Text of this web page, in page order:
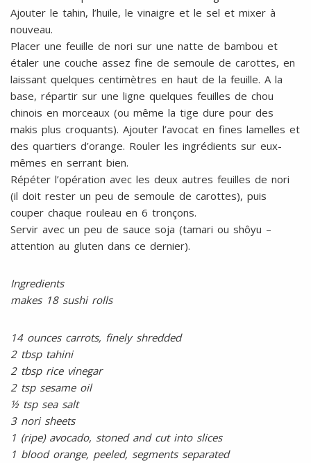
Ajouter le tahin, l’huile, le vinaigre et le sel et mixer à
nouveau.
Placer une feuille de nori sur une natte de bambou et
étaler une couche assez fine de semoule de carottes, en
laissant quelques centimètres en haut de la feuille. A la
base, répartir sur une ligne quelques feuilles de chou
chinois en morceaux (ou même la tige dure pour des
makis plus croquants). Ajouter l’avocat en fines lamelles et
des quartiers d’orange. Rouler les ingrédients sur eux-
mêmes en serrant bien.
Répéter l’opération avec les deux autres feuilles de nori
(il doit rester un peu de semoule de carottes), puis
couper chaque rouleau en 6 tronçons.
Servir avec un peu de sauce soja (tamari ou shôyu –
attention au gluten dans ce dernier).
Ingredients
makes 18 sushi rolls
14 ounces carrots, finely shredded
2 tbsp tahini
2 tbsp rice vinegar
2 tsp sesame oil
½ tsp sea salt
3 nori sheets
1 (ripe) avocado, stoned and cut into slices
1 blood orange, peeled, segments separated